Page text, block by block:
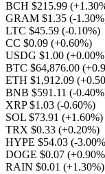
BCH $215.99
GRAM $1.35 (-
LTC $45.59 (-0.10%)
CC $0.09 (+0.60%)
USDG $1.00
BTC $64,876.00
ETH $1,912.09
BNB $591.11 (-
XRP $1.03 (-0.60%)
SOL $73.91 (+1.60%)
TRX $0.33 (+0.20%)
HYPE $54.03 (-
DOGE $0.07
RAIN $0.01 (+1.30%)